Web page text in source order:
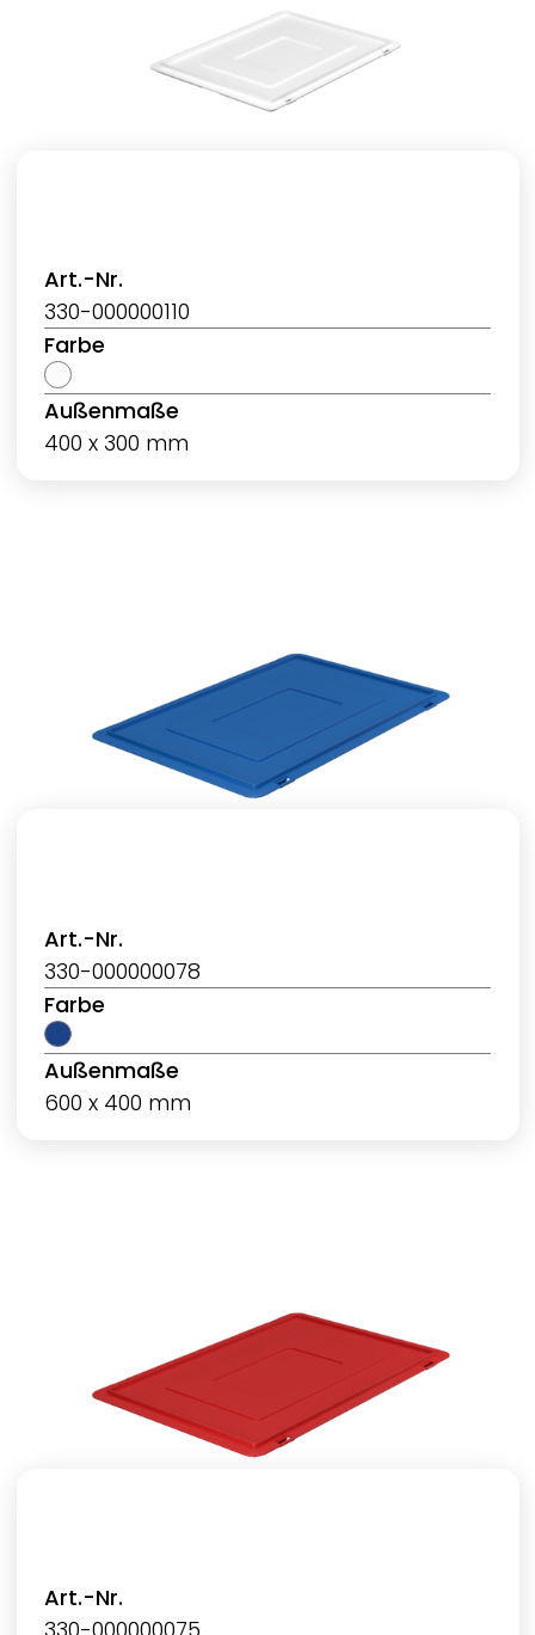
Art.-Nr.
330-000000110
Farbe
Außenmaße
400 x 300 mm
Art.-Nr.
330-000000078
Farbe
Außenmaße
600 x 400 mm
Art.-Nr.